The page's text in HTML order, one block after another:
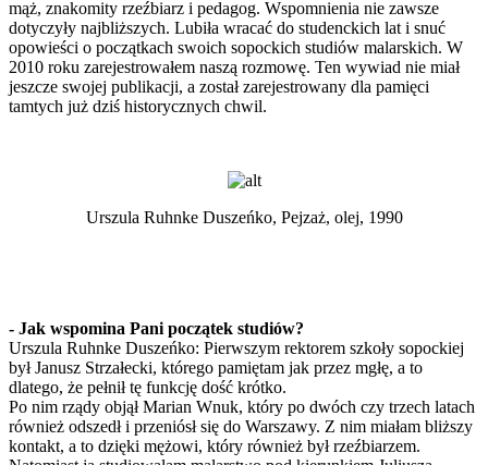
mąż, znakomity rzeźbiarz i pedagog. Wspomnienia nie zawsze
dotyczyły najbliższych. Lubiła wracać do studenckich lat i snuć
opowieści o początkach swoich sopockich studiów malarskich. W
2010 roku zarejestrowałem naszą rozmowę. Ten wywiad nie miał
jeszcze swojej publikacji, a został zarejestrowany dla pamięci
tamtych już dziś historycznych chwil.
Urszula Ruhnke Duszeńko, Pejzaż, olej, 1990
- Jak wspomina Pani początek studiów?
Urszula Ruhnke Duszeńko: Pierwszym rektorem szkoły sopockiej
był Janusz Strzałecki, którego pamiętam jak przez mgłę, a to
dlatego, że pełnił tę funkcję dość krótko.
Po nim rządy objął Marian Wnuk, który po dwóch czy trzech latach
również odszedł i przeniósł się do Warszawy. Z nim miałam bliższy
kontakt, a to dzięki mężowi, który również był rzeźbiarzem.